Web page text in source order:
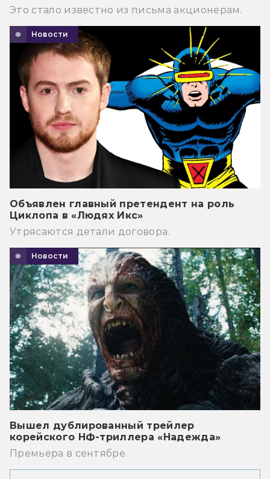
Это стало известно из письма акционерам.
Новости
Объявлен главный претендент на роль
Циклопа в «Людях Икс»
Утрясаются детали договора.
Новости
Вышел дублированный трейлер
корейского НФ-триллера «Надежда»
Премьера в сентябре.